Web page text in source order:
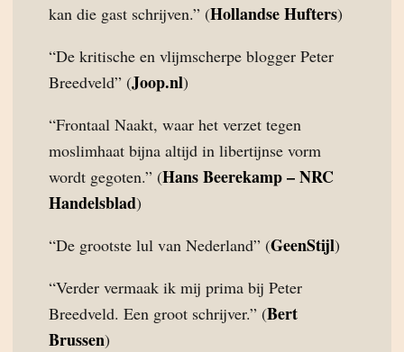
kan die gast schrijven.” (Hollandse Hufters)
“De kritische en vlijmscherpe blogger Peter
Breedveld” (Joop.nl)
“Frontaal Naakt, waar het verzet tegen
moslimhaat bijna altijd in libertijnse vorm
wordt gegoten.” (Hans Beerekamp – NRC
Handelsblad)
“De grootste lul van Nederland” (GeenStijl)
“Verder vermaak ik mij prima bij Peter
Breedveld. Een groot schrijver.” (Bert
Brussen)